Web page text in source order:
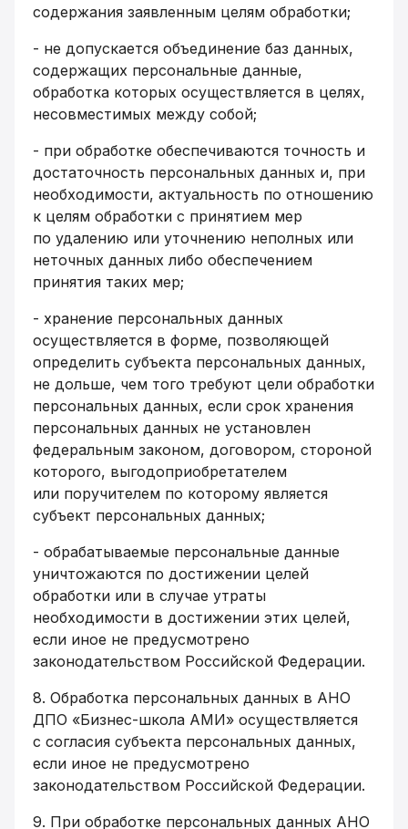
содержания заявленным целям обработки;
- не допускается объединение баз данных,
содержащих персональные данные,
обработка которых осуществляется в целях,
несовместимых между собой;
- при обработке обеспечиваются точность и
достаточность персональных данных и, при
необходимости, актуальность по отношению
к целям обработки с принятием мер
по удалению или уточнению неполных или
неточных данных либо обеспечением
принятия таких мер;
- хранение персональных данных
осуществляется в форме, позволяющей
определить субъекта персональных данных,
не дольше, чем того требуют цели обработки
персональных данных, если срок хранения
персональных данных не установлен
федеральным законом, договором, стороной
которого, выгодоприобретателем
или поручителем по которому является
субъект персональных данных;
- обрабатываемые персональные данные
уничтожаются по достижении целей
обработки или в случае утраты
необходимости в достижении этих целей,
если иное не предусмотрено
законодательством Российской Федерации.
8. Обработка персональных данных в АНО
ДПО «Бизнес-школа АМИ» осуществляется
с согласия субъекта персональных данных,
если иное не предусмотрено
законодательством Российской Федерации.
9. При обработке персональных данных АНО